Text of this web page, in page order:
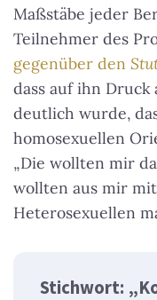
Maßstäbe jeder
Teilnehmer des
gegenüber den
dass auf ihn Druck
deutlich wurde,
homosexuellen
„Die wollten mir
wollten aus mir
Heterosexuellen
Stichwort: